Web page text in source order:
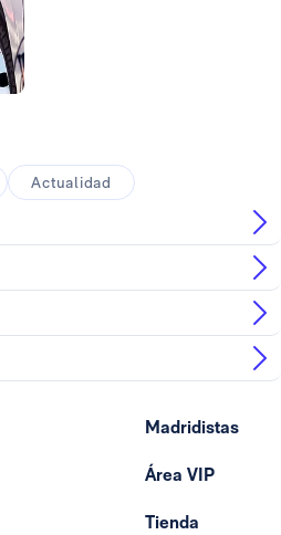
Actualidad
Madridistas
Área VIP
Tienda